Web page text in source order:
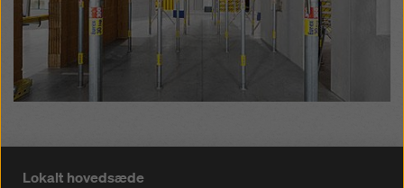
Lokalt hovedsæde